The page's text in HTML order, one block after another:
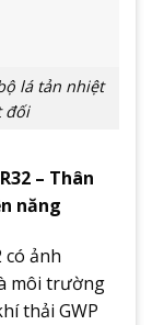
lá tản nhiệt
đối
– Thân
năng
có ảnh
môi trường
thải GWP